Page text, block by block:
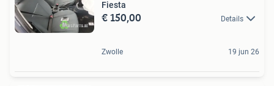
Fiesta
€ 150,00 Details
Zwolle 19 jun 26